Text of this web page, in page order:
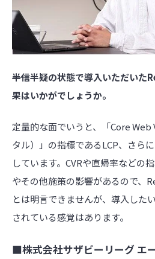
――半信半疑の状態で導入いただい
果はいかがでしょうか。
定量的な面でいうと、「Core
タル）」の指標であるLCP、さら
しています。CVRや直帰率などの
やその他施策の影響があるので、
とは明言できませんが、導入した
されている感覚はあります。
■株式会社サザビーリーグ エ